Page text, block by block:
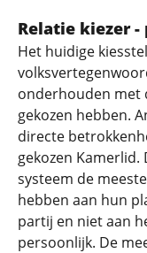
Relatie kiezer
Het huidige
onderhouden met
gekozen hebben.
directe
gekozen
systeem de
hebben aan hun
partij en niet aan
persoonlijk. De